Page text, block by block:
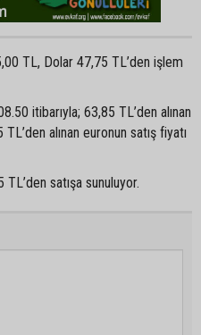
TL, Dolar 47,75 TL’den işlem
itibarıyla; 63,85 TL’den alınan
alınan euronun satış fiyatı
TL’den satışa sunuluyor.